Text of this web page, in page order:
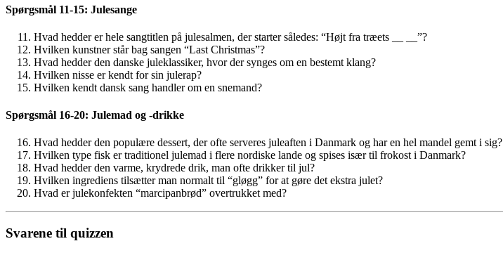
Spørgsmål 11-15: Julesange
Hvad hedder er hele sangtitlen på julesalmen, der starter således: “Højt fra træets __ __”?
Hvilken kunstner står bag sangen “Last Christmas”?
Hvad hedder den danske juleklassiker, hvor der synges om en bestemt klang?
Hvilken nisse er kendt for sin julerap?
Hvilken kendt dansk sang handler om en snemand?
Spørgsmål 16-20: Julemad og -drikke
Hvad hedder den populære dessert, der ofte serveres juleaften i Danmark og har en hel mandel gemt i sig?
Hvilken type fisk er traditionel julemad i flere nordiske lande og spises især til frokost i Danmark?
Hvad hedder den varme, krydrede drik, man ofte drikker til jul?
Hvilken ingrediens tilsætter man normalt til “gløgg” for at gøre det ekstra julet?
Hvad er julekonfekten “marcipanbrød” overtrukket med?
Svarene til quizzen